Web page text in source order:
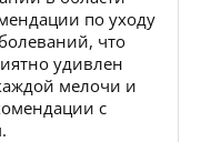
по уходу
что
удивлен
мелочи и
с